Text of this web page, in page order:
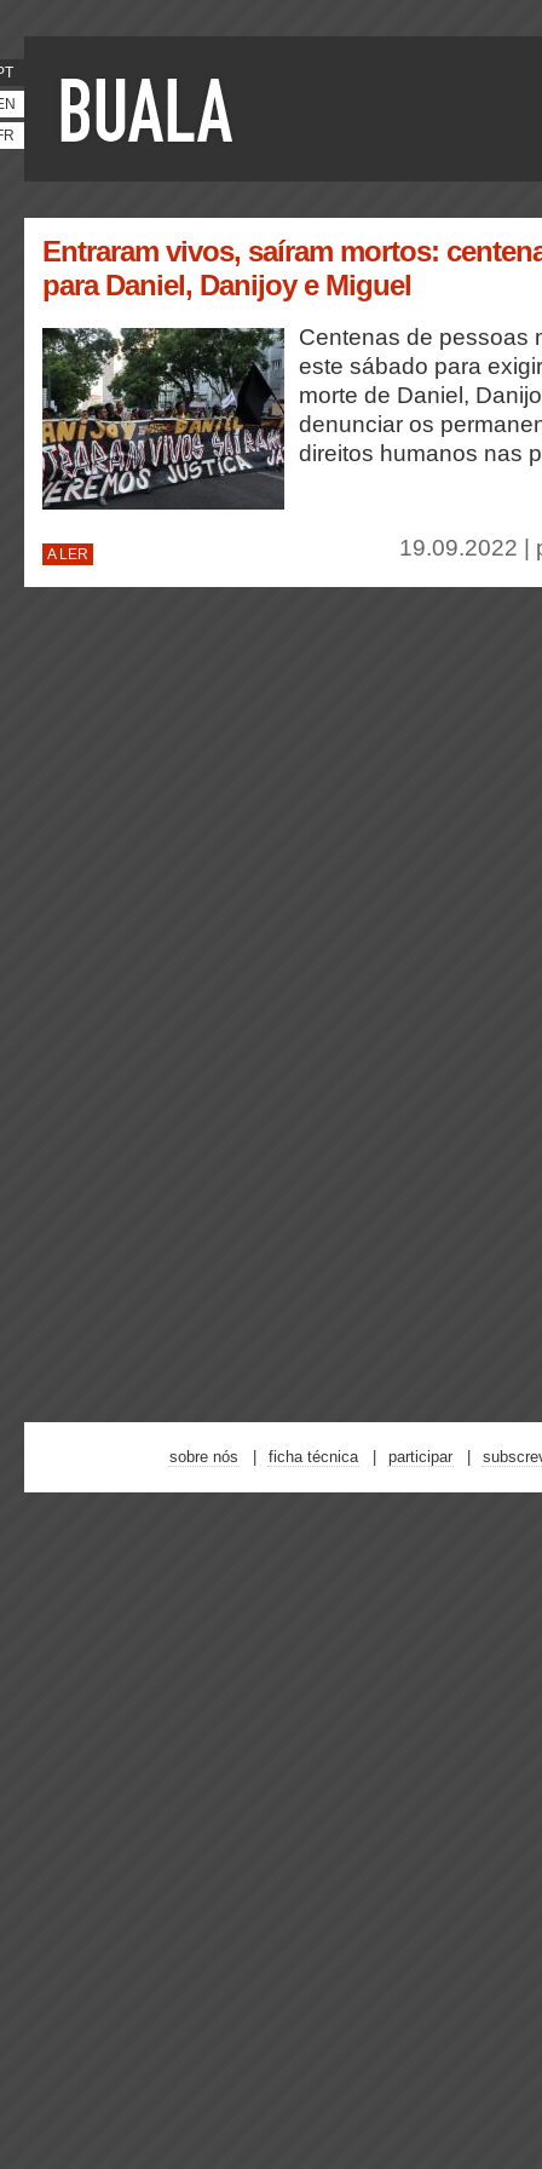
Entraram vivos, saíram mortos:
para Daniel, Danijoy e Miguel
Centenas de pessoas
este sábado para
morte de Daniel,
denunciar os
direitos humanos nas
A LER 19.09.2022 |
sobre nós ficha técnica participar